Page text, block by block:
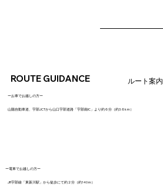
ROUTE GUIDANCE
ーお車でお越しの方ー
ー電車でお越しの方ー
山陽自動車道、宇部JCTから山口宇部道路「宇部南IC」より約６分（約3.６kｍ）
JR宇部線「東新川駅」から徒歩にて約２分（約140ｍ）
ルート案内